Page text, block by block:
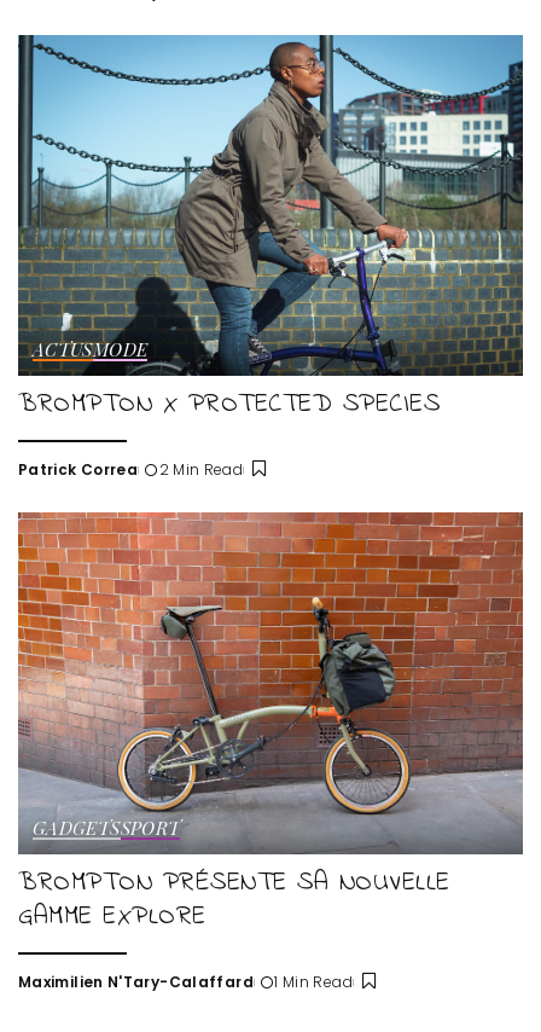
ACTUSMODE
BROMPTON X PROTECTED SPECIES
Posted
Patrick Correa 2 Min Read
GADGETSSPORT
BROMPTON PRÉSENTE SA NOUVELLE
GAMME EXPLORE
Posted
Maximilien N'Tary-Calaffard 1 Min Read